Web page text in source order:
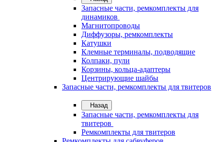
Запасные части, ремкомплекты для
динамиков
Магнитопроводы
Диффузоры, ремкомплекты
Катушки
Клемные терминалы, подводящие
Колпаки, пули
Корзины, кольца-адаптеры
Центрирующие шайбы
Запасные части, ремкомплекты для твитеров
Назад
Запасные части, ремкомплекты для
твитеров
Ремкомплекты для твитеров